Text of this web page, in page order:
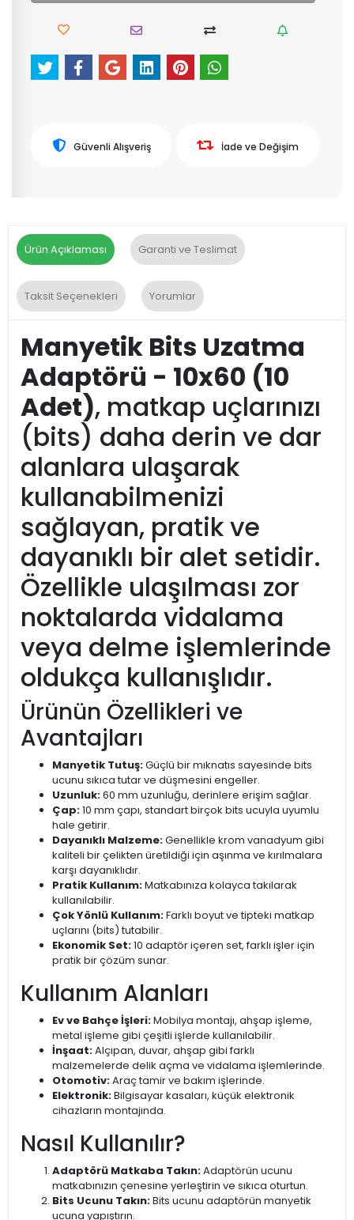
Güvenli Alışveriş İade ve Değişim
Ürün Açıklaması Garanti ve Teslimat
Taksit Seçenekleri Yorumlar
Manyetik Bits Uzatma
Adaptörü - 10x60 (10
Adet), matkap uçlarınızı
(bits) daha derin ve dar
alanlara ulaşarak
kullanabilmenizi
sağlayan, pratik ve
dayanıklı bir alet setidir.
Özellikle ulaşılması zor
noktalarda vidalama
veya delme işlemlerinde
oldukça kullanışlıdır.
Ürünün Özellikleri ve
Avantajları
Manyetik Tutuş:Güçlü bir mıknatıs sayesinde bits
ucunu sıkıca tutar ve düşmesini engeller.
Uzunluk:60 mm uzunluğu, derinlere erişim sağlar.
Çap:10 mm çapı, standart birçok bits ucuyla uyumlu
hale getirir.
Dayanıklı Malzeme:Genellikle krom vanadyum gibi
kaliteli bir çelikten üretildiği için aşınma ve kırılmalara
karşı dayanıklıdır.
Pratik Kullanım:Matkabınıza kolayca takılarak
kullanılabilir.
Çok Yönlü Kullanım:Farklı boyut ve tipteki matkap
uçlarını (bits) tutabilir.
Ekonomik Set:10 adaptör içeren set, farklı işler için
pratik bir çözüm sunar.
Kullanım Alanları
Ev ve Bahçe İşleri:Mobilya montajı, ahşap işleme,
metal işleme gibi çeşitli işlerde kullanılabilir.
İnşaat:Alçıpan, duvar, ahşap gibi farklı
malzemelerde delik açma ve vidalama işlemlerinde.
Otomotiv:Araç tamir ve bakım işlerinde.
Elektronik:Bilgisayar kasaları, küçük elektronik
cihazların montajında.
Nasıl Kullanılır?
Adaptörü Matkaba Takın:Adaptörün ucunu
matkabınızın çenesine yerleştirin ve sıkıca oturtun.
Bits Ucunu Takın:Bits ucunu adaptörün manyetik
ucuna yapıştırın.